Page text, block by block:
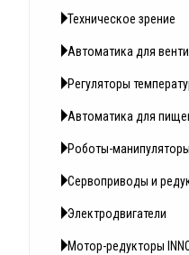
Техническое зрение
Автоматика для
Регуляторы
Автоматика для
Роботы-
Сервоприводы и
Электродвигатели
Мотор-редукторы